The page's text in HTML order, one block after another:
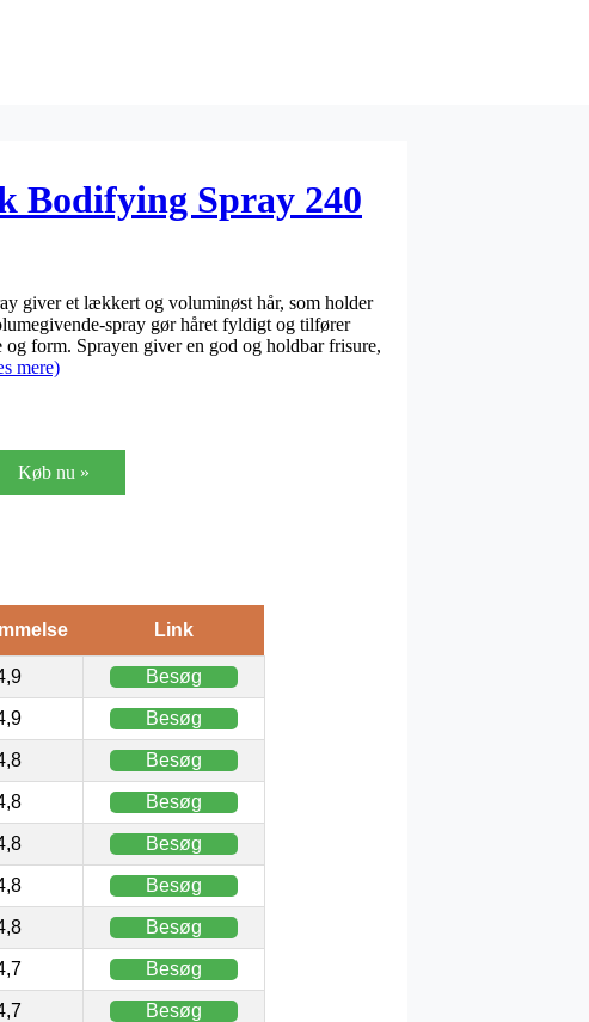
Bodifying Spray 240
giver et lækkert og voluminøst hår, som holder
spray gør håret fyldigt og tilfører
og form. Sprayen giver en god og holdbar frisure,
mere)
Køb nu »
Link
Besøg
Besøg
Besøg
Besøg
Besøg
Besøg
Besøg
Besøg
Besøg